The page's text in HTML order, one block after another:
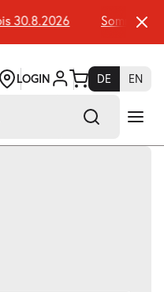
30.8.2026
LOGIN DE
EN